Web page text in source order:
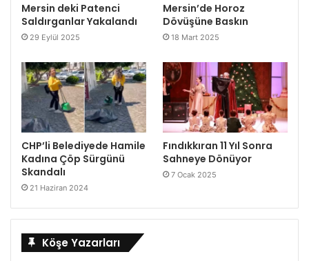
Mersin deki Patenci
Saldırganlar Yakalandı
29 Eylül 2025
Mersin’de Horoz
Dövüşüne Baskın
18 Mart 2025
CHP’li Belediyede Hamile
Kadına Çöp Sürgünü
Skandalı
21 Haziran 2024
Fındıkkıran 11 Yıl Sonra
Sahneye Dönüyor
7 Ocak 2025
Köşe Yazarları